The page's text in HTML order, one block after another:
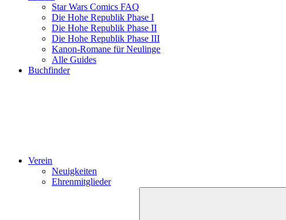
Star Wars Comics FAQ
Die Hohe Republik Phase I
Die Hohe Republik Phase II
Die Hohe Republik Phase III
Kanon-Romane für Neulinge
Alle Guides
Buchfinder
Verein
Neuigkeiten
Ehrenmitglieder